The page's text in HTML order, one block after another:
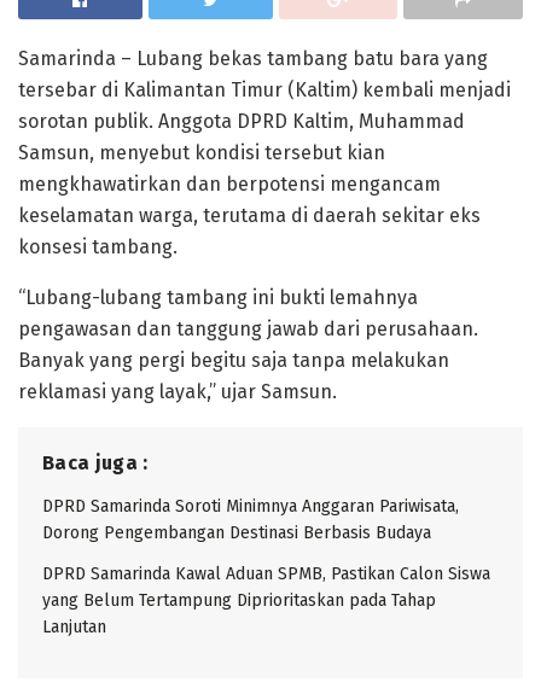
Samarinda – Lubang bekas tambang batu bara yang
tersebar di Kalimantan Timur (Kaltim) kembali menjadi
sorotan publik. Anggota DPRD Kaltim, Muhammad
Samsun, menyebut kondisi tersebut kian
mengkhawatirkan dan berpotensi mengancam
keselamatan warga, terutama di daerah sekitar eks
konsesi tambang.
“Lubang-lubang tambang ini bukti lemahnya
pengawasan dan tanggung jawab dari perusahaan.
Banyak yang pergi begitu saja tanpa melakukan
reklamasi yang layak,” ujar Samsun.
Baca juga :
DPRD Samarinda Soroti Minimnya Anggaran Pariwisata,
Dorong Pengembangan Destinasi Berbasis Budaya
DPRD Samarinda Kawal Aduan SPMB, Pastikan Calon Siswa
yang Belum Tertampung Diprioritaskan pada Tahap
Lanjutan